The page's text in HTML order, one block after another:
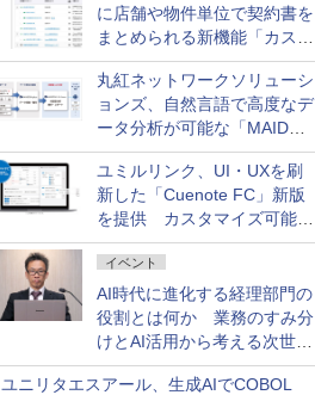
に店舗や物件単位で契約書を
まとめられる新機能「カスタ
ム契約ツリー」を追加
丸紅ネットワークソリューシ
ョンズ、自然言語で高度なデ
ータ分析が可能な「MAIDOA
AI ASSIST」を9月より提供
ユミルリンク、UI・UXを刷
新した「Cuenote FC」新版
を提供 カスタマイズ可能な
ダッシュボード画面を搭載
イベント
AI時代に進化する経理部門の
役割とは何か 業務のすみ分
けとAI活用から考える次世代
ファイナンス戦略
ユニリタエスアール、生成AIでCOBOL